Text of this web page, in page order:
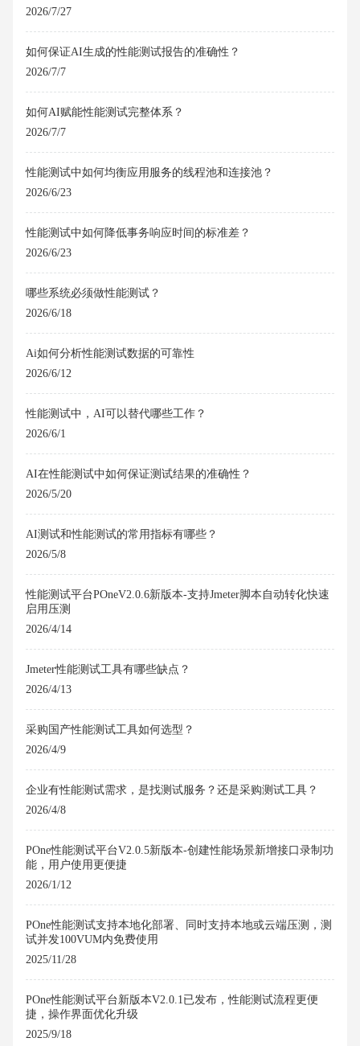
2026/7/27
如何保证AI生成的性能测试报告的准确性？
2026/7/7
如何AI赋能性能测试完整体系？
2026/7/7
性能测试中如何均衡应用服务的线程池和连接池？
2026/6/23
性能测试中如何降低事务响应时间的标准差？
2026/6/23
哪些系统必须做性能测试？
2026/6/18
Ai如何分析性能测试数据的可靠性
2026/6/12
性能测试中，AI可以替代哪些工作？
2026/6/1
AI在性能测试中如何保证测试结果的准确性？
2026/5/20
AI测试和性能测试的常用指标有哪些？
2026/5/8
性能测试平台POneV2.0.6新版本-支持Jmeter脚本自动转化快速
启用压测
2026/4/14
Jmeter性能测试工具有哪些缺点？
2026/4/13
采购国产性能测试工具如何选型？
2026/4/9
企业有性能测试需求，是找测试服务？还是采购测试工具？
2026/4/8
POne性能测试平台V2.0.5新版本-创建性能场景新增接口录制功
能，用户使用更便捷
2026/1/12
POne性能测试支持本地化部署、同时支持本地或云端压测，测
试并发100VUM内免费使用
2025/11/28
POne性能测试平台新版本V2.0.1已发布，性能测试流程更便
捷，操作界面优化升级
2025/9/18